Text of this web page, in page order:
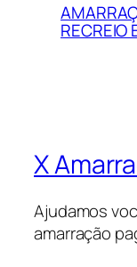
RECREIO
X
Ajudamos
amarração